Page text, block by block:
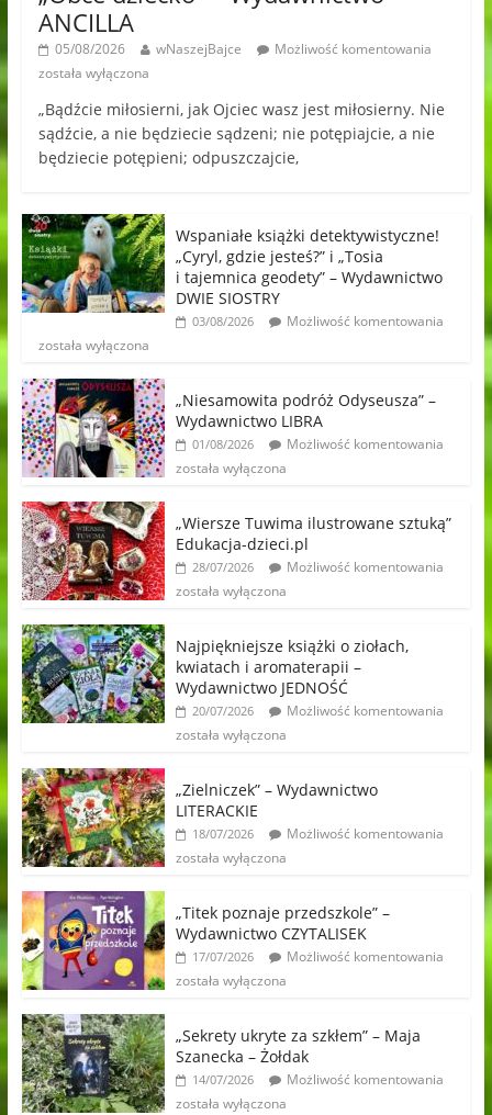
ANCILLA
05/08/2026 wNaszejBajce
Możliwość komentowania
została wyłączona
„Bądźcie miłosierni, jak Ojciec wasz jest miłosierny. Nie
sądźcie, a nie będziecie sądzeni; nie potępiajcie, a nie
będziecie potępieni; odpuszczajcie,
Wspaniałe książki detektywistyczne!
„Cyryl, gdzie jesteś?” i „Tosia
i tajemnica geodety” – Wydawnictwo
DWIE SIOSTRY
03/08/2026
Możliwość komentowania
została wyłączona
„Niesamowita podróż Odyseusza” –
Wydawnictwo LIBRA
01/08/2026
Możliwość komentowania
została wyłączona
„Wiersze Tuwima ilustrowane sztuką”
Edukacja-dzieci.pl
28/07/2026
Możliwość komentowania
została wyłączona
Najpiękniejsze książki o ziołach,
kwiatach i aromaterapii –
Wydawnictwo JEDNOŚĆ
20/07/2026
Możliwość komentowania
została wyłączona
„Zielniczek” – Wydawnictwo
LITERACKIE
18/07/2026
Możliwość komentowania
została wyłączona
„Titek poznaje przedszkole” –
Wydawnictwo CZYTALISEK
17/07/2026
Możliwość komentowania
została wyłączona
„Sekrety ukryte za szkłem” – Maja
Szanecka – Żołdak
14/07/2026
Możliwość komentowania
została wyłączona